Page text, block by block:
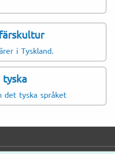
i Tyskland.
tyska
det tyska språket